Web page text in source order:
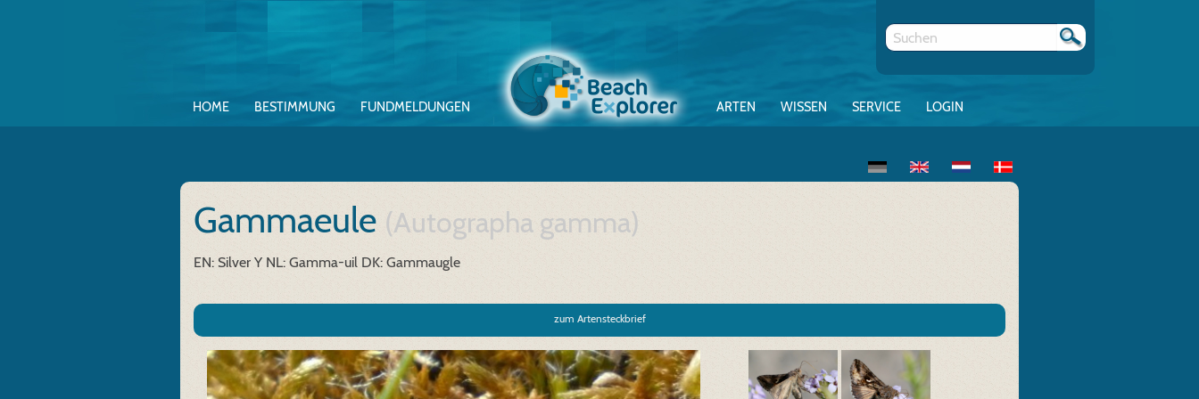
HOME BESTIMMUNG FUNDMELDUNGEN ARTEN WISSEN SERVICE LOGIN
Gammaeule (Autographa gamma)
EN: Silver Y NL: Gamma-uil DK: Gammaugle
zum Artensteckbrief